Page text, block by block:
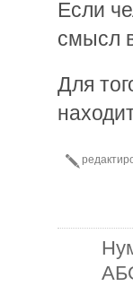
Если
смысл
Для